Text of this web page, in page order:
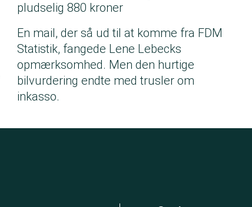
pludselig 880 kroner
En mail, der så ud til at komme fra FDM
Statistik, fangede Lene Lebecks
opmærksomhed. Men den hurtige
bilvurdering endte med trusler om
inkasso.